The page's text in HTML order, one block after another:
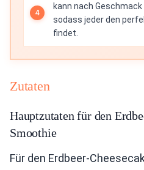
kann nach
sodass jeder den
findet.
Zutaten
Hauptzutaten für den
Smoothie
Für den Erdbeer-